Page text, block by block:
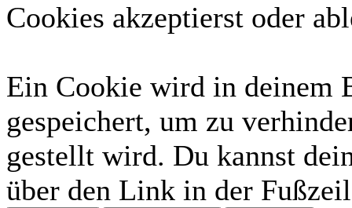
Cookies akzeptierst oder
Ein Cookie wird in deinem
gespeichert, um zu
gestellt wird. Du kannst
über den Link in der